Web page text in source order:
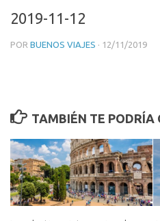
2019-11-12
POR BUENOS VIAJES · 12/11/2019
TAMBIÉN TE PODRÍA